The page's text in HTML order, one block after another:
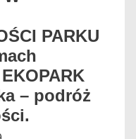
PARKU
– podróż